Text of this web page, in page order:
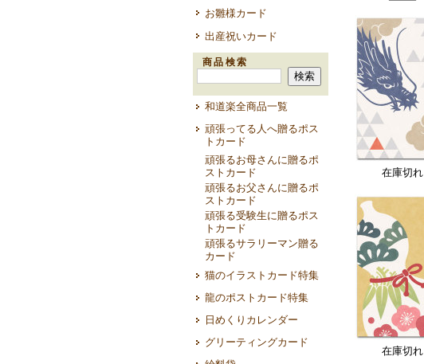
お雛様カード
出産祝いカード
商品検索
和道楽全商品一覧
頑張ってる人へ贈るポス
トカード
頑張るお母さんに贈るポ
ストカード
頑張るお父さんに贈るポ
ストカード
頑張る受験生に贈るポス
トカード
頑張るサラリーマン贈る
カード
猫のイラストカード特集
龍のポストカード特集
日めくりカレンダー
グリーティングカード
在庫切れ
在庫切れ